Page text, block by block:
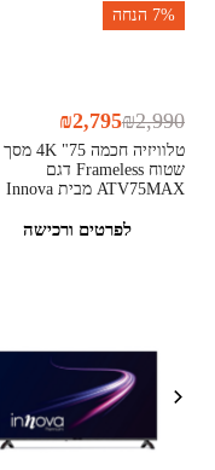
7% הנחה
טלוויזיה חכמה 75" 4K מסך
שטוח Frameless דגם
ATV75MAX מבית Innova
₪2,990
₪2,795
לפרטים ורכישה